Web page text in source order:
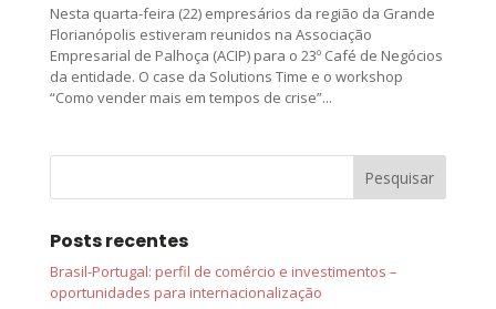
Nesta quarta-feira (22) empresários da região da Grande
Florianópolis estiveram reunidos na Associação
Empresarial de Palhoça (ACIP) para o 23º Café de Negócios
da entidade. O case da Solutions Time e o workshop
“Como vender mais em tempos de crise”...
Posts recentes
Brasil-Portugal: perfil de comércio e investimentos –
oportunidades para internacionalização